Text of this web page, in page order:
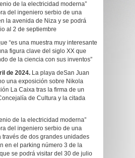
de la electricidad moderna”
del ingeniero serbio de una
la avenida de Niza y se podrá
al 2 de septiembre
“es una muestra muy interesante
figura clave del siglo XX que
de la ciencia con sus inventos”
de 2024. La playa deSan Juan
una exposición sobre Nikola
La Caixa tras la firma de un
de Cultura y la citada
de la electricidad moderna”
del ingeniero serbio de una
través de dos grandes unidades
en el parking número 3 de la
se podrá visitar del 30 de julio